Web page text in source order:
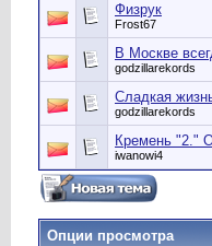
Физрук
Frost67
В Москве
godzillarekords
Сладкая
godzillarekords
Кремень "2."
iwanowi4
Опции просмотра